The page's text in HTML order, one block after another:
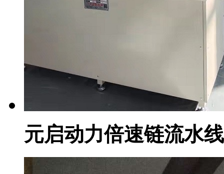
元启动力倍速链流水线